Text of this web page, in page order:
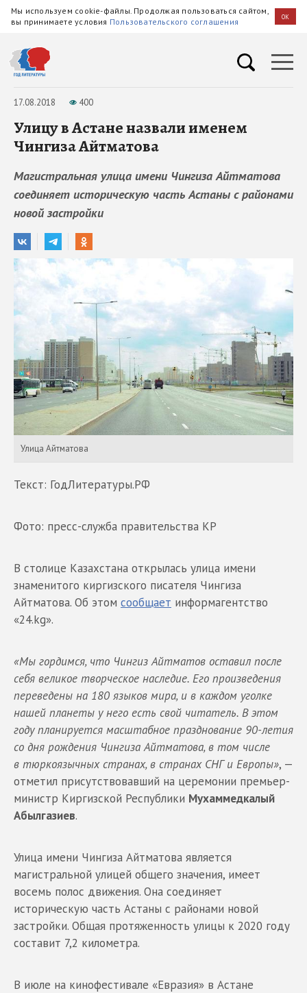
Мы используем cookie-файлы. Продолжая пользоваться сайтом,
вы принимаете условия Пользовательского соглашения OK
17.08.2018 400
Улицу в Астане назвали именем
Чингиза Айтматова
Магистральная улица имени Чингиза Айтматова
соединяет историческую часть Астаны с районами
новой застройки
Улица Айтматова
Текст: ГодЛитературы.РФ
Фото: пресс-служба правительства КР
В столице Казахстана открылась улица имени
знаменитого киргизского писателя Чингиза
Айтматова. Об этом сообщает информагентство
«24.kg».
«Мы гордимся, что Чингиз Айтматов оставил после
себя великое творческое наследие. Его произведения
переведены на 180 языков мира, и в каждом уголке
нашей планеты у него есть свой читатель. В этом
году планируется масштабное празднование 90-летия
со дня рождения Чингиза Айтматова, в том числе
в тюркоязычных странах, в странах СНГ и Европы», —
отметил присутствовавший на церемонии премьер-
министр Киргизской Республики Мухаммедкалый
Абылгазиев.
Улица имени Чингиза Айтматова является
магистральной улицей общего значения, имеет
восемь полос движения. Она соединяет
историческую часть Астаны с районами новой
застройки. Общая протяженность улицы к 2020 году
составит 7,2 километра.
В июле на кинофестивале «Евразия» в Астане